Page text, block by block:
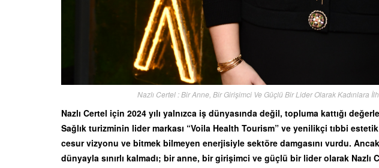
Nazlı Certel : Bir Anne, Bir Girişimci Ve Güçlü Bir Lider Olarak Kadınlara
Nazlı Certel için 2024 yılı yalnızca iş dünyasında değil, topluma kattığı
Sağlık turizminin lider markası “Voila Health Tourism” ve yenilikçi tıbbi
cesur vizyonu ve bitmek bilmeyen enerjisiyle sektöre damgasını vurdu.
dünyayla sınırlı kalmadı; bir anne, bir girişimci ve güçlü bir lider olarak Nazlı